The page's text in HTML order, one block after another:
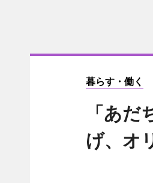
暮らす・働く
「あ
げ、オ